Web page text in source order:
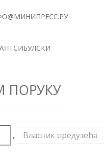
ПОРУКУ
, Власник предузећа
,